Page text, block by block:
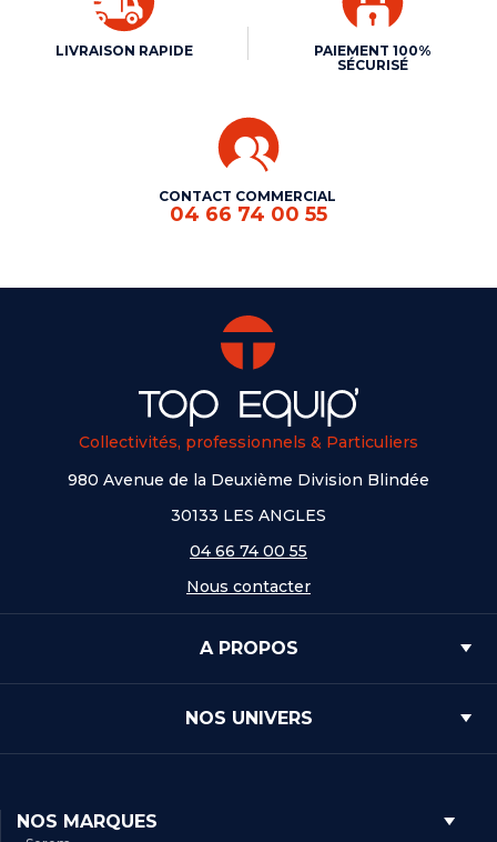
LIVRAISON RAPIDE
PAIEMENT 100%
SÉCURISÉ
CONTACT COMMERCIAL
04 66 74 00 55
Collectivités, professionnels & Particuliers
980 Avenue de la Deuxième Division Blindée
30133 LES ANGLES
04 66 74 00 55
Nous contacter
A PROPOS
NOS UNIVERS
NOS MARQUES